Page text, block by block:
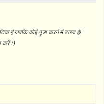
है जबकि कोई पूजा करने में व्यस्त है!
करें।)